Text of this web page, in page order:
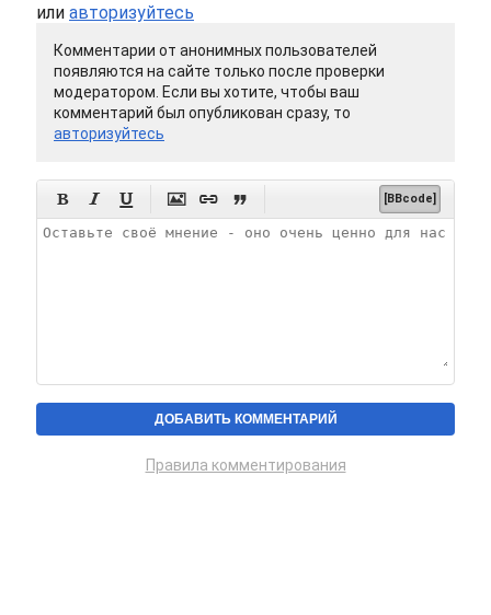
или авторизуйтесь
Комментарии от анонимных пользователей
появляются на сайте только после проверки
модератором. Если вы хотите, чтобы ваш
комментарий был опубликован сразу, то
авторизуйтесь
      [BBcode]
Правила комментирования